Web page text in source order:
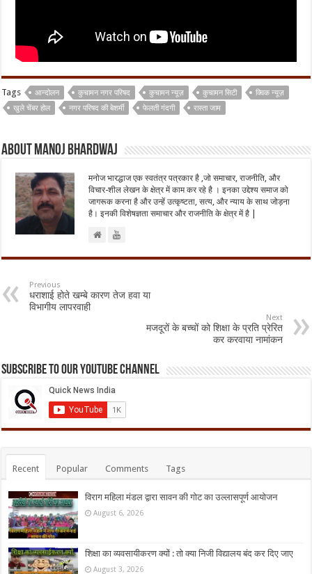
Tags आन्दोलन कुचामन नगर परिषद कुचामन न्यूज़ कुचामन सिटी
क्विक न्यूज़
खुले चेंबर होल
नगर परिषद की बेशर्मी फेलती गंदगी रास्ता जाम
About Manoj Bhardwaj
मनोज भारद्धाज एक स्वतंत्र पत्रकार है ,जो समाचार, राजनीति, और
विचार-शील लेखन के क्षेत्र में काम कर रहे है । इनका उद्देश्य समाज को
जागरूक करना है और उन्हें उत्कृष्टता, सत्य, और न्याय के साथ जोड़ना
है। इनकी विशेषज्ञता समाचार और राजनीति के क्षेत्र में है |
Previous
धराशाई होते खम्बे कारण तेज हवा या
विभागीय लापरवाही
Next
मजदूरों के बच्चों को शिक्षा के प्रति प्रेरित
कर करवाया नामांकन
Subscribe to our Youtube Channel
Recent Popular Comments Tags
विराग महिला मंडल द्वारा सावन की गोट का उल्लासपूर्ण आयोजन
August 6, 2026
शिक्षा का व्यवसायीकरण क्यों : तो क्या निजी विद्यालय बंद कर दिए जाए
August 3, 2026